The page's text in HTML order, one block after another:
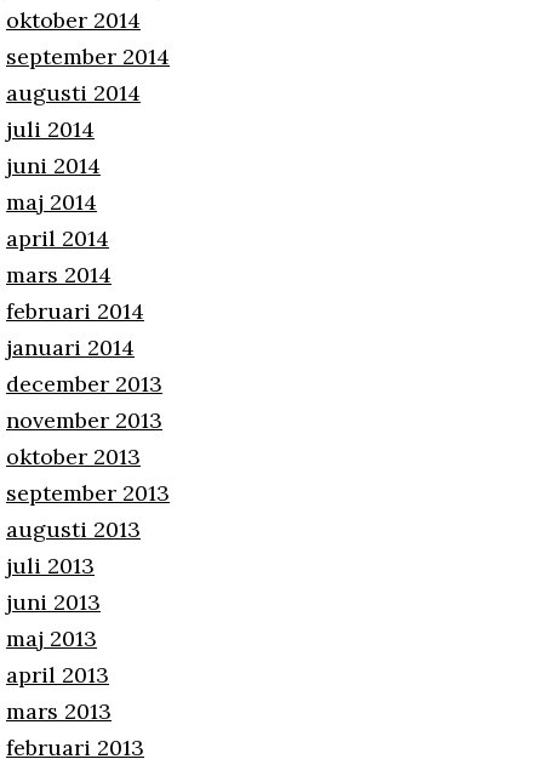
oktober 2014
september 2014
augusti 2014
juli 2014
juni 2014
maj 2014
april 2014
mars 2014
februari 2014
januari 2014
december 2013
november 2013
oktober 2013
september 2013
augusti 2013
juli 2013
juni 2013
maj 2013
april 2013
mars 2013
februari 2013